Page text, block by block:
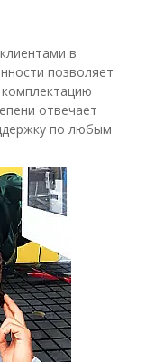
в
позволяет
отвечает
по любым